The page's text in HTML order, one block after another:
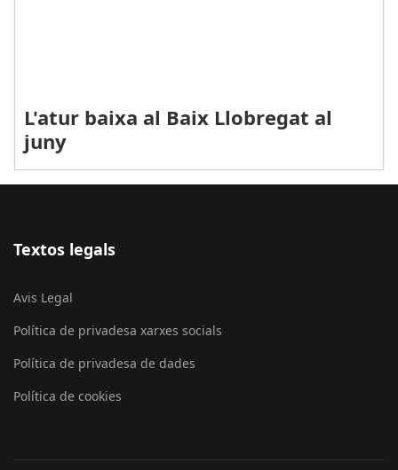
L'atur baixa al Baix Llobregat al
juny
Textos legals
Avis Legal
Política de privadesa xarxes socials
Política de privadesa de dades
Política de cookies